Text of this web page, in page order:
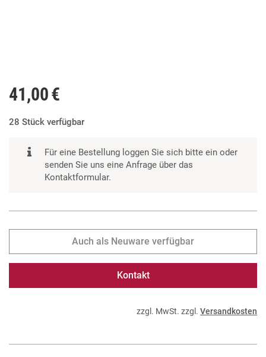
41,00 €
28 Stück verfügbar
Für eine Bestellung loggen Sie sich bitte ein oder
senden Sie uns eine Anfrage über das
Kontaktformular.
Auch als Neuware verfügbar
Kontakt
zzgl. MwSt. zzgl. Versandkosten